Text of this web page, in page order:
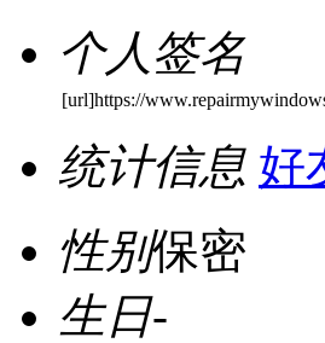
个人签名
[url]https://
统计信息 好
性别保密
生日-